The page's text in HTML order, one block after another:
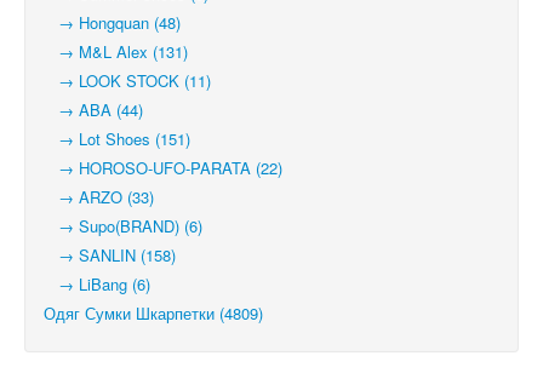
→ Hongquan (48)
→ M&L Alex (131)
→ LOOK STOCK (11)
→ ABA (44)
→ Lot Shoes (151)
→ HOROSO-UFO-PARATA (22)
→ ARZO (33)
→ Supo(BRAND) (6)
→ SANLIN (158)
→ LiBang (6)
Одяг Сумки Шкарпетки (4809)